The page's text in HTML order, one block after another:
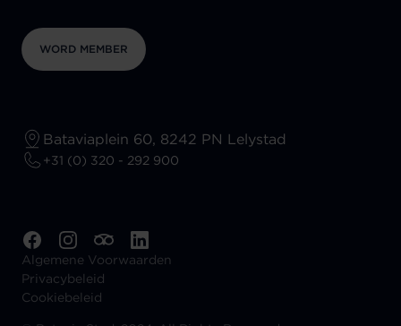
WORD MEMBER
Bataviaplein 60, 8242 PN Lelystad
+31 (0) 320 - 292 900
Algemene Voorwaarden
Privacybeleid
Cookiebeleid